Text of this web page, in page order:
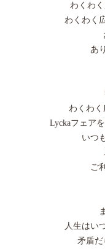
わくわ
わくわく
あ
わくわ
Lyckaフェア
いつ
ご
人生はい
矛盾